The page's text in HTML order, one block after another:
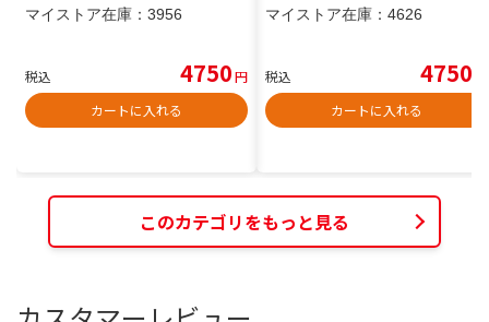
マイストア在庫： 3956
税込 4750円
カートに入れる
マイストア在庫： 4626
税込 4750
カートに入れる
このカテゴリをもっと見る